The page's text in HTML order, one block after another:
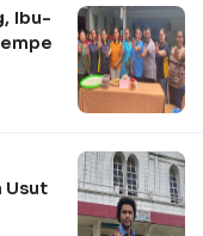
Ibu-
Usut